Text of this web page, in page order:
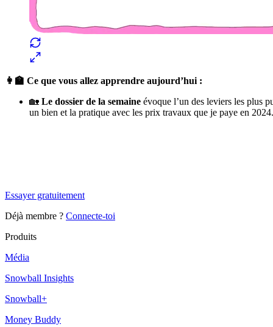
👩‍🏫 Ce que vous allez apprendre aujourd’hui :
🏡 Le dossier de la semaine évoque l’un des leviers les plus
un bien et la pratique avec les prix travaux que je paye en 2024.
Essayer gratuitement
Déjà membre ? Connecte-toi
Produits
Média
Snowball Insights
Snowball+
Money Buddy